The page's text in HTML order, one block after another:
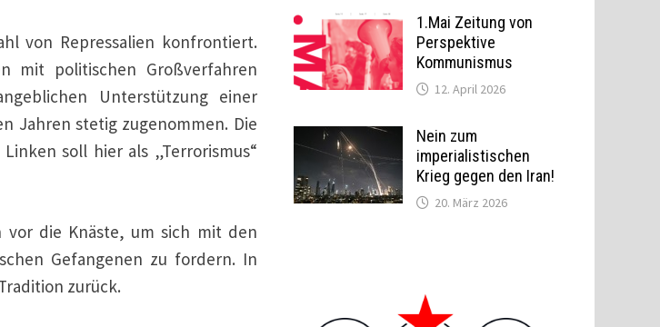
von Repressalien konfrontiert.
mit politischen Großverfahren
Unterstützung einer
Jahren stetig zugenommen. Die
soll hier als „Terrorismus“
vor die Knäste, um sich mit den
Gefangenen zu fordern. In
zurück.
1.Mai Zeitung von
Perspektive
Kommunismus
12. April 2026
Nein zum
imperialistischen
Krieg gegen den Iran!
20. März 2026